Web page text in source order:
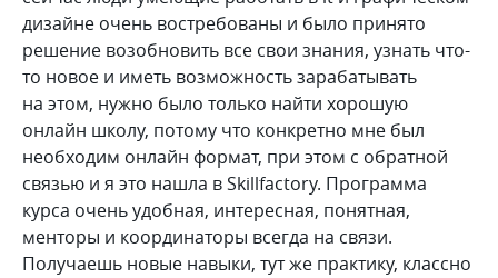
дизайне очень востребованы и было принято
решение возобновить все свои знания, узнать что-
то новое и иметь возможность зарабатывать
на этом, нужно было только найти хорошую
онлайн школу, потому что конкретно мне был
необходим онлайн формат, при этом с обратной
связью и я это нашла в Skillfactory. Программа
курса очень удобная, интересная, понятная,
менторы и координаторы всегда на связи.
Получаешь новые навыки, тут же практику, классно